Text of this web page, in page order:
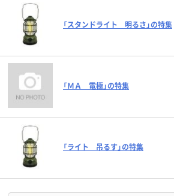
「スタンドライト 明るさ」の特集
「ＭＡ 電極」の特集
「ライト 吊るす」の特集